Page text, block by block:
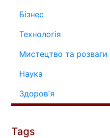
Бізнес
Технологія
Мистецтво та розваги
Наука
Здоров'я
Tags